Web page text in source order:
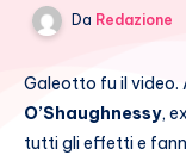
Da Redazione
Galeotto fu il video.
O’Shaughnessy,
tutti gli effetti e